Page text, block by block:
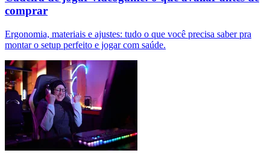
comprar
Ergonomia, materiais e ajustes: tudo o que você precisa saber pra
montar o setup perfeito e jogar com saúde.